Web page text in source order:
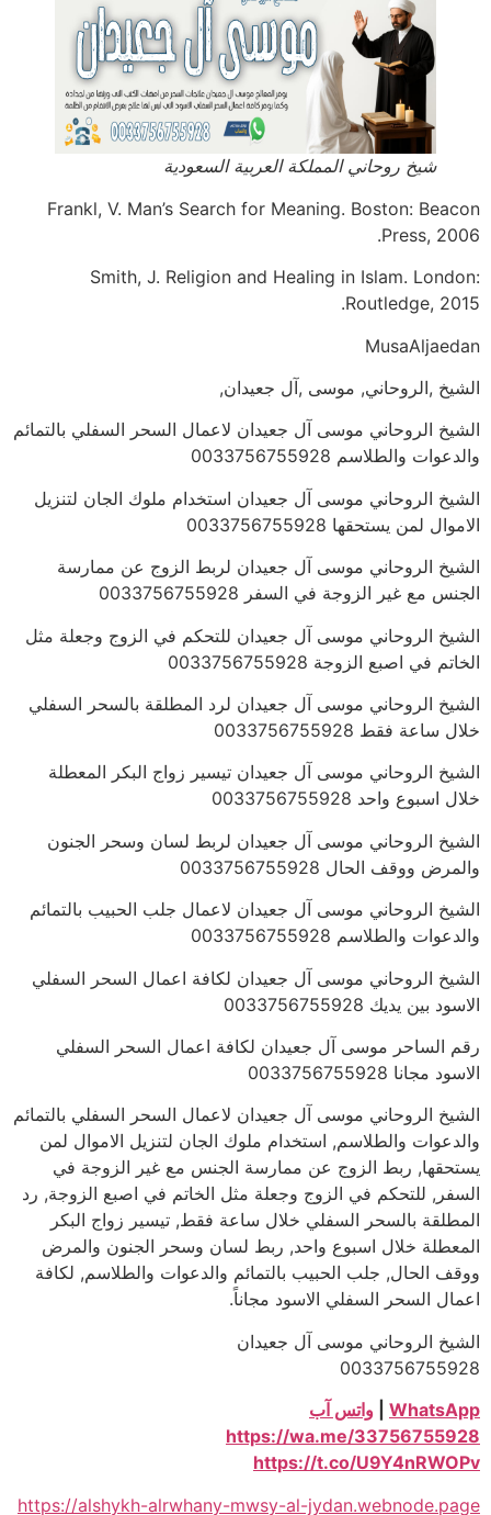
شيخ روحاني المملكة العربية السعودية
Frankl, V. Man’s Search for Meaning. Boston: Beacon
Press, 2006.
Smith, J. Religion and Healing in Islam. London:
Routledge, 2015.
MusaAljaedan
الشيخ ,الروحاني, موسى ,آل جعيدان,
الشيخ الروحاني موسى آل جعيدان لاعمال السحر السفلي بالتمائم
والدعوات والطلاسم 0033756755928
الشيخ الروحاني موسى آل جعيدان استخدام ملوك الجان لتنزيل
الاموال لمن يستحقها 0033756755928
الشيخ الروحاني موسى آل جعيدان لربط الزوج عن ممارسة
الجنس مع غير الزوجة في السفر 0033756755928
الشيخ الروحاني موسى آل جعيدان للتحكم في الزوج وجعلة مثل
الخاتم في اصبع الزوجة 0033756755928
الشيخ الروحاني موسى آل جعيدان لرد المطلقة بالسحر السفلي
خلال ساعة فقط 0033756755928
الشيخ الروحاني موسى آل جعيدان تيسير زواج البكر المعطلة
خلال اسبوع واحد 0033756755928
الشيخ الروحاني موسى آل جعيدان لربط لسان وسحر الجنون
والمرض ووقف الحال 0033756755928
الشيخ الروحاني موسى آل جعيدان لاعمال جلب الحبيب بالتمائم
والدعوات والطلاسم 0033756755928
الشيخ الروحاني موسى آل جعيدان لكافة اعمال السحر السفلي
الاسود بين يديك 0033756755928
رقم الساحر موسى آل جعيدان لكافة اعمال السحر السفلي
الاسود مجانا 0033756755928
الشيخ الروحاني موسى آل جعيدان لاعمال السحر السفلي بالتمائم
والدعوات والطلاسم, استخدام ملوك الجان لتنزيل الاموال لمن
يستحقها, ربط الزوج عن ممارسة الجنس مع غير الزوجة في
السفر, للتحكم في الزوج وجعلة مثل الخاتم في اصبع الزوجة, رد
المطلقة بالسحر السفلي خلال ساعة فقط, تيسير زواج البكر
المعطلة خلال اسبوع واحد, ربط لسان وسحر الجنون والمرض
ووقف الحال, جلب الحبيب بالتمائم والدعوات والطلاسم, لكافة
اعمال السحر السفلي الاسود مجاناً.
الشيخ الروحاني موسى آل جعيدان
0033756755928
WhatsApp
واتس آب
https://wa.me/33756755928
https://t.co/U9Y4nRWOPv
https://alshykh-alrwhany-mwsy-al-jydan.webnode.page